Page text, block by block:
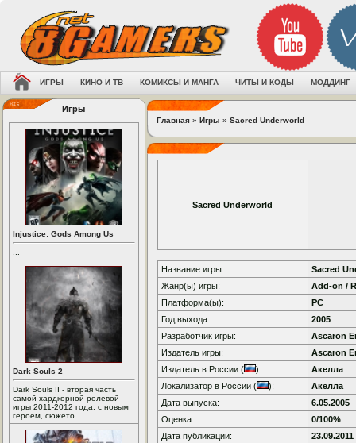
ИГРЫ КИНО И ТВ КОМИКСЫ И МАНГА ЧИТЫ И КОДЫ МОДДИНГ
Игры
Injustice: Gods Among Us
Dark Souls 2
Dark Souls II - вторая часть
самой хардкорной ролевой
игры 2011-2012 года, с новым
героем, сюжето...
Главная » Игры » Sacred Underworld
Sacred Underworld
Название игры:
Sacred
Жанр(ы) игры:
Add-on /
Платформа(ы):
PC
Год выхода:
2005
Разработчик игры:
Ascaron
Издатель игры:
Ascaron
Издатель в России (
):
Акелла
Локализатор в России (
):
Акелла
Дата выпуска:
6.05.2005
Оценка:
0/100%
Дата публикации:
23.09.2011